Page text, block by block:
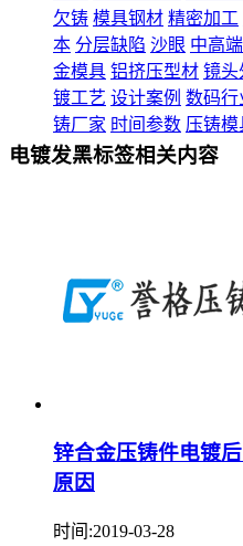
欠铸 模具钢材 精密加工
本 分层缺陷 沙眼 中高
金模具 铝挤压型材 镜头
镀工艺 设计案例 数码行
铸厂家 时间参数 压铸
电镀发黑标签相关内容
锌合金压铸件电镀
原因
时间:2019-03-28